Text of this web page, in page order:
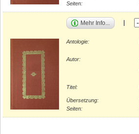
Seiten:
Mehr Info...
Antologie:
Autor:
Titel:
Übersetzung:
Seiten: